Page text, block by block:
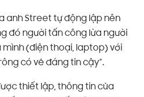
anh Street tự động lập nên
đó người tấn công lừa người
mình (điện thoại, laptop) với
có vẻ đáng tin cậy”.
thiết lập, thông tin của